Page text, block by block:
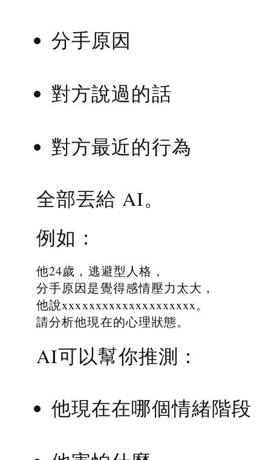
分手原因
對方說過的話
對方最近的行為
全部丟給 AI。
例如：
他24歲，逃避型人格，
分手原因是覺得感情壓力太大，
他說xxxxxxxxxxxxxxxxxxxx。
請分析他現在的心理狀態。
AI可以幫你推測：
他現在在哪個情緒階段